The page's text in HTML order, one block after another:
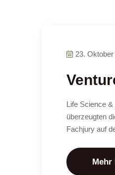
23.
Life Science
überzeugten
Fachjury auf
Mehr